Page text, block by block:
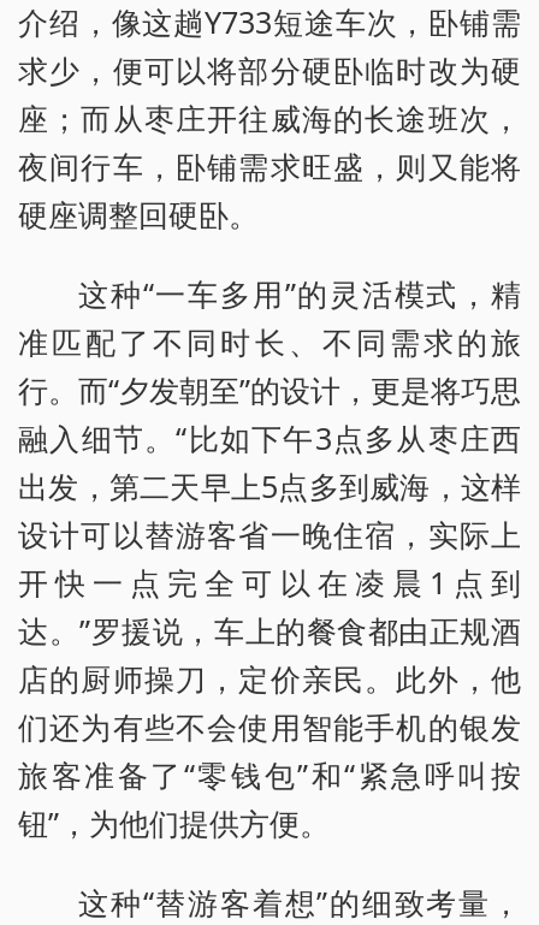
介绍，像这趟Y733短途车次，卧铺需
求少，便可以将部分硬卧临时改为硬
座；而从枣庄开往威海的长途班次，
夜间行车，卧铺需求旺盛，则又能将
硬座调整回硬卧。
这种“一车多用”的灵活模式，精
准匹配了不同时长、不同需求的旅
行。而“夕发朝至”的设计，更是将巧思
融入细节。“比如下午3点多从枣庄西
出发，第二天早上5点多到威海，这样
设计可以替游客省一晚住宿，实际上
开快一点完全可以在凌晨1点到
达。”罗援说，车上的餐食都由正规酒
店的厨师操刀，定价亲民。此外，他
们还为有些不会使用智能手机的银发
旅客准备了“零钱包”和“紧急呼叫按
钮”，为他们提供方便。
这种“替游客着想”的细致考量，